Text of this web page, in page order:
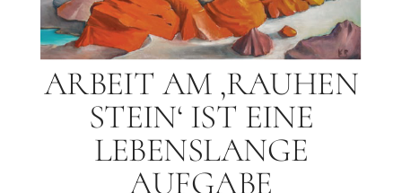
ARBEIT AM ‚RAUHEN
STEIN‘ IST EINE
LEBENSLANGE
AUFGABE